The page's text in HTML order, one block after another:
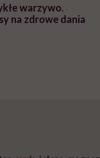
warzywo.
na zdrowe dania